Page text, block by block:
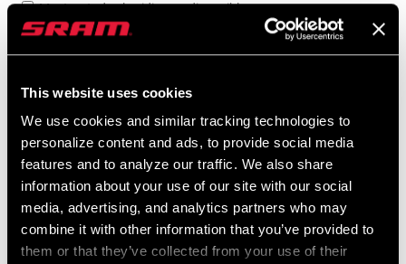
This website uses cookies
We use cookies and similar tracking technologies to
personalize content and ads, to provide social media
features and to analyze our traffic. We also share
information about your use of our site with our social
media, advertising, and analytics partners who may
combine it with other information that you’ve provided to
them or that they’ve collected from your use of their
APPLICATION
(TL)
BB/Bearings
Mostrar todos los idiomas disponibles
Garantía SRAM y ZIPP
604 kb
Encuentra una tienda